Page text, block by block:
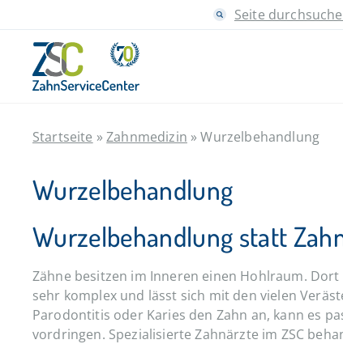
Seite
Startseite »Zahnmedizin »Wurzelbehandlung
Wurzelbehandlung
Wurzelbehandlung statt
Zähne besitzen im Inneren einen Hohlraum.
sehr komplex und lässt sich mit den vielen
Parodontitis oder Karies den Zahn an, kann es
vordringen. Spezialisierte Zahnärzte im ZSC